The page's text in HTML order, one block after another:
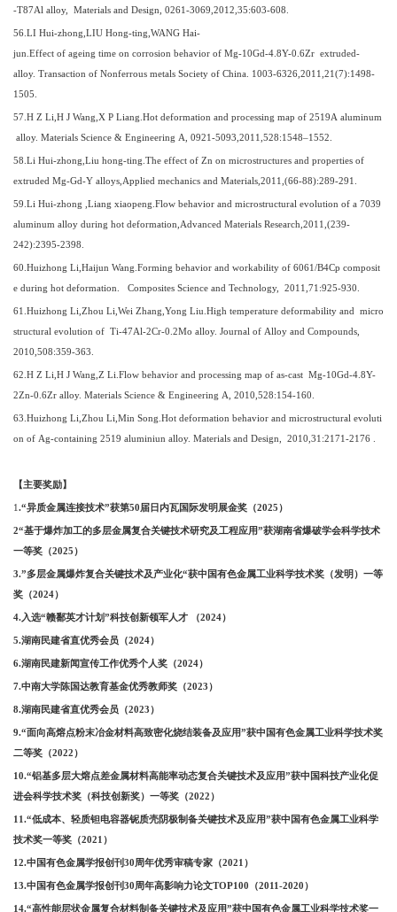
-T87Al alloy, Materials and Design, 0261-3069,2012,35:603-608.
56 .LI Hui-zhong,LIU Hong-ting,WANG Hai-
jun.Effect of ageing time on corrosion behavior of Mg-10Gd-4.8Y-0.6Zr extruded-
alloy. Transaction of Nonferrous metals Society of China. 1003-6326,2011,21(7):1498-
1505.
57 .H Z Li,H J Wang,X P Liang.Hot deformation and processing map of 2519A aluminum
alloy. Materials Science & Engineering A, 0921-5093,2011,528:1548–1552.
58 .Li Hui-zhong,Liu hong-ting.The effect of Zn on microstructures and properties of
extruded Mg-Gd-Y alloys,Applied mechanics and Materials,2011,(66-88):289-291.
59 .Li Hui-zhong ,Liang xiaopeng.Flow behavior and microstructural evolution of a 7039
aluminum alloy during hot deformation,Advanced Materials Research,2011,(239-
242):2395-2398.
60 .Huizhong Li,Haijun Wang.Forming behavior and workability of 6061/B4Cp composit
e during hot deformation. Composites Science and Technology, 2011,71:925-930.
61 .Huizhong Li,Zhou Li,Wei Zhang,Yong Liu.High temperature deformability and micro
structural evolution of Ti-47Al-2Cr-0.2Mo alloy. Journal of Alloy and Compounds,
2010,508:359-363.
62 .H Z Li,H J Wang,Z Li.Flow behavior and processing map of as-cast Mg-10Gd-4.8Y-
2Zn-0.6Zr alloy. Materials Science & Engineering A, 2010,528:154-160.
63 .Huizhong Li,Zhou Li,Min Song.Hot deformation behavior and microstructural evoluti
on of Ag-containing 2519 aluminiun alloy. Materials and Design, 2010,31:2171-2176
【主要奖励】
1.“异质金属连接技术”获第50届日内瓦国际发明展金奖（2025）
2“基于爆炸加工的多层金属复合关键技术研究及工程应用”获湖南省爆破学会科学技术
一等奖（2025）
3.”多层金属爆炸复合关键技术及产业化“获中国有色金属工业科学技术奖（发明）一等
奖（2024）
4.入选“赣鄱英才计划”科技创新领军人才 （2024）
5.湖南民建省直优秀会员（2024）
6.湖南民建新闻宣传工作优秀个人奖（2024）
7.中南大学陈国达教育基金优秀教师奖（2023）
8.湖南民建省直优秀会员（2023）
9.“面向高熔点粉末冶金材料高致密化烧结装备及应用”获中国有色金属工业科学技术奖
二等奖（2022）
10.“铝基多层大熔点差金属材料高能率动态复合关键技术及应用”获中国科技产业化促
进会科学技术奖（科技创新奖）一等奖（2022）
11.“低成本、轻质钽电容器铌质壳阴极制备关键技术及应用”获中国有色金属工业科学
技术奖一等奖（2021）
12.中国有色金属学报创刊30周年优秀审稿专家（2021）
13.中国有色金属学报创刊30周年高影响力论文TOP100（2011-2020）
14.“高性能层状金属复合材料制备关键技术及应用”获中国有色金属工业科学技术奖一